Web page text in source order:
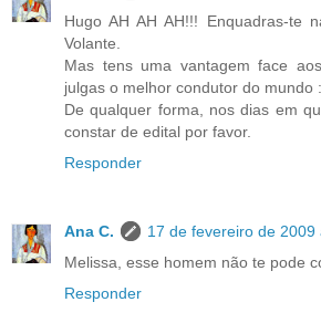
Hugo AH AH AH!!! Enquadras-te
Volante.
Mas tens uma vantagem face
julgas o melhor condutor do mundo
De qualquer forma, nos dias em
constar de edital por favor.
Responder
Ana C.
17 de fevereiro de 2009
Melissa, esse homem não te pode
Responder